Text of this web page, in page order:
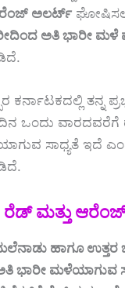
ಅಲರ್ಟ್
ಅತಿ ಭಾರೀ ಮಳೆ
ಕರ್ನಾಟಕದಲ್ಲಿ ತನ್ನ
ಒಂದು ವಾರದವರೆಗೆ
ಸಾಧ್ಯತೆ ಇದೆ
ರೆಡ್ ಮತ್ತು
ಹಾಗೂ ಉತ್ತರ
ಭಾರೀ ಮಳೆಯಾಗುವ